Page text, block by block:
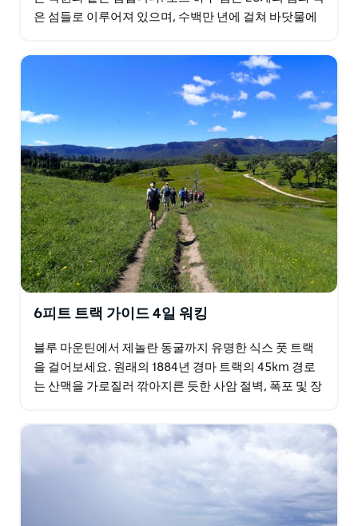
은 섬들로 이루어져 있으며, 수백만 년에 걸쳐 바닷물에
6피트 트랙 가이드 4일 워킹
블루 마운틴에서 제놀란 동굴까지 유명한 식스 풋 트랙
을 걸어보세요. 원래의 1884년 경마 트랙의 45km 경로
는 산맥을 가로질러 깎아지른 듯한 사암 절벽, 폭포 및 장